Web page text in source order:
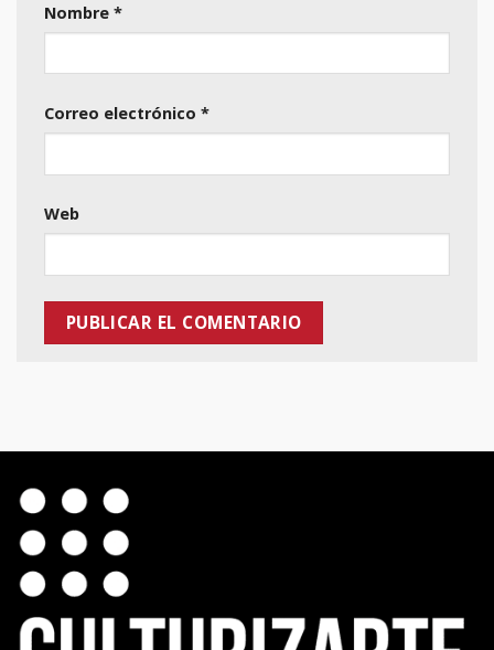
Nombre *
Correo electrónico *
Web